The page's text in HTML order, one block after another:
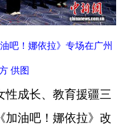
吧！娜依拉》专场在广州
供图
成长、教育援疆三
加油吧！娜依拉》改